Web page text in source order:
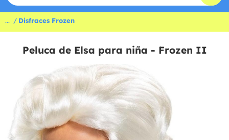
... Disfraces Frozen
Peluca de Elsa para niña - Frozen II